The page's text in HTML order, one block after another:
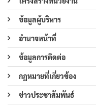
ข้อมูลผู้บริหาร
อำนาจหน้าที่
ข้อมูลการติดต่อ
กฎหมายที่เกี่ยวข้อง
ข่าวประชาสัมพันธ์